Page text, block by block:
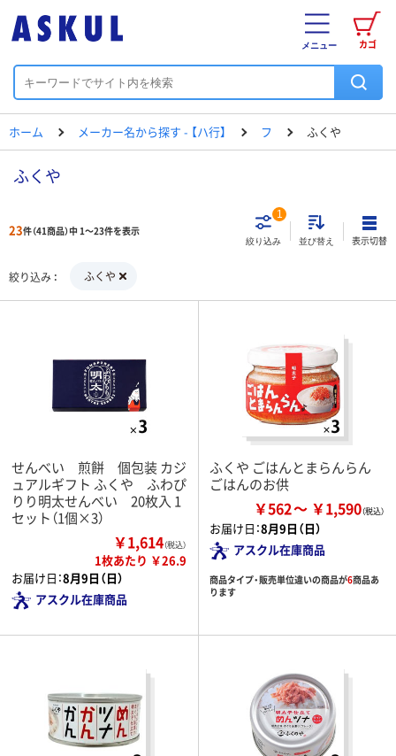
カゴ
メニュー
ホーム メーカー名から探す - 【ハ行】 フ ふくや
ふくや
23件（41商品）中 1～23件を表示
絞り込み
1
並び替え 表示切替
絞り込み ふくや
せんべい 煎餅 個包装 カジ
ュアルギフト ふくや ふわぴ
りり明太せんべい 20枚入 1
セット（1個×3）
￥1,614（税込）
1枚あたり ￥26.9
お届け日：8月9日（日）
アスクル在庫商品
ふくや ごはんとまらんらん
ごはんのお供
￥562 ￥1,590
お届け日：8月9日（日）
アスクル在庫商品
商品タイプ・販売単位違いの商品が6商品あ
ります